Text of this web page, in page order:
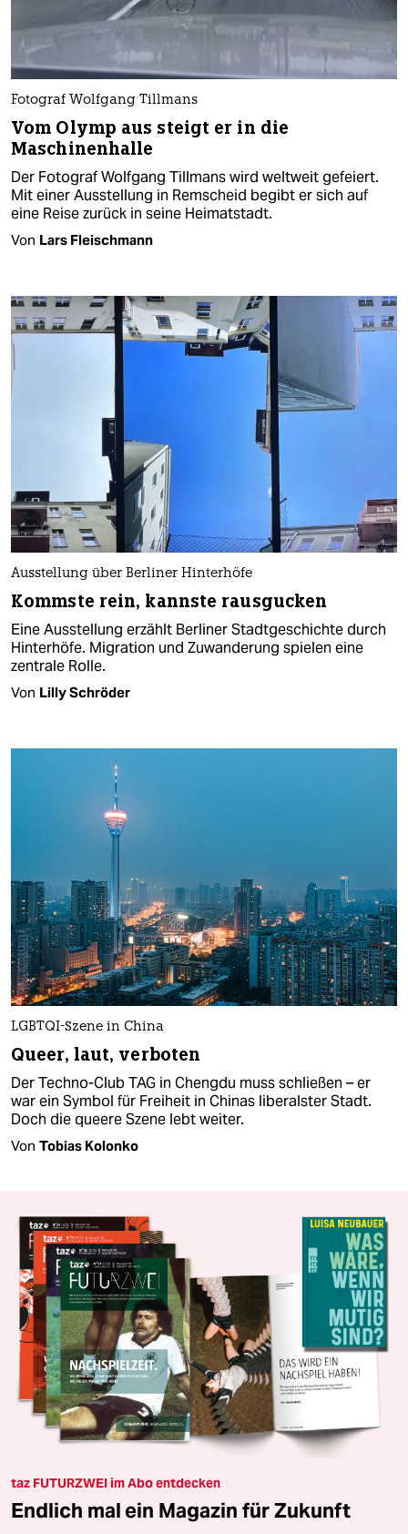
Fotograf Wolfgang Tillmans
Vom Olymp aus steigt er in die
Maschinenhalle
Der Fotograf Wolfgang Tillmans wird weltweit gefeiert.
Mit einer Ausstellung in Remscheid begibt er sich auf
eine Reise zurück in seine Heimatstadt.
Von Lars Fleischmann
Ausstellung über Berliner Hinterhöfe
Kommste rein, kannste rausgucken
Eine Ausstellung erzählt Berliner Stadtgeschichte durch
Hinterhöfe. Migration und Zuwanderung spielen eine
zentrale Rolle.
Von Lilly Schröder
LGBTQI-Szene in China
Queer, laut, verboten
Der Techno-Club TAG in Chengdu muss schließen – er
war ein Symbol für Freiheit in Chinas liberalster Stadt.
Doch die queere Szene lebt weiter.
Von Tobias Kolonko
taz FUTURZWEI im Abo entdecken
Endlich mal ein Magazin für Zukunft